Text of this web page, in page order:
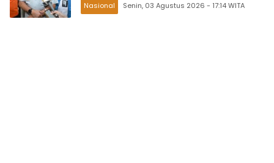
Nasional Senin, 03 Agustus 2026 - 17:14 WITA